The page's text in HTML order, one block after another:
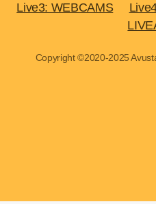
Live3: WEBCAMS
Copyright ©2020-2025